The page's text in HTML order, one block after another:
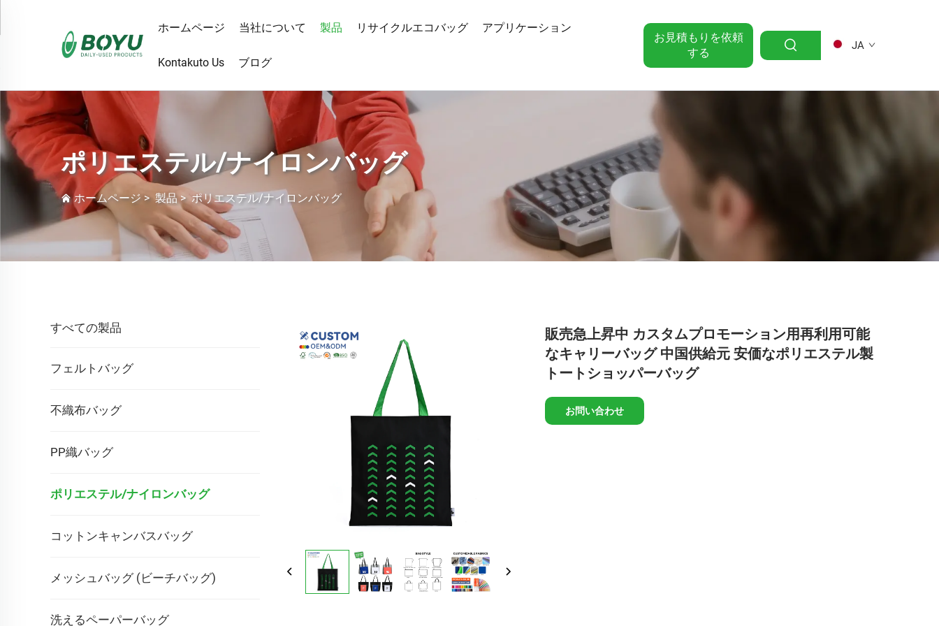
ホームページ 当社について 製品 リサイクルエコバッグ アプリケーション
Kontakuto Us ブログ
お見積もりを依頼
する
JA
ポリエステル/ナイロンバッグ
ホームページ > 製品> ポリエステル/ナイロンバッグ
すべての製品
フェルトバッグ
不織布バッグ
PP織バッグ
ポリエステル/ナイロンバッグ
コットンキャンバスバッグ
メッシュバッグ (ビーチバッグ)
洗えるペーパーバッグ
販売急上昇中 カスタムプロモーション用再利用可能
なキャリーバッグ 中国供給元 安価なポリエステル製
トートショッパーバッグ
お問い合わせ